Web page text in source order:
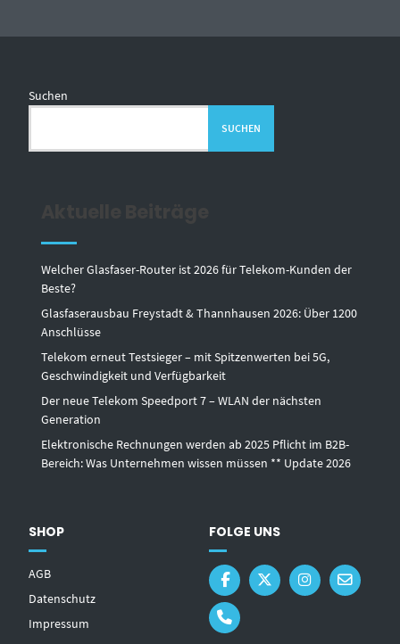
Suchen
SUCHEN
Welcher Glasfaser-Router ist 2026 für Telekom-Kunden der
Beste?
Glasfaserausbau Freystadt & Thannhausen 2026: Über 1200
Anschlüsse
Telekom erneut Testsieger – mit Spitzenwerten bei 5G,
Geschwindigkeit und Verfügbarkeit
Der neue Telekom Speedport 7 – WLAN der nächsten
Generation
Elektronische Rechnungen werden ab 2025 Pflicht im B2B-
Bereich: Was Unternehmen wissen müssen ** Update 2026
SHOP
AGB
Datenschutz
Impressum
FOLGE UNS